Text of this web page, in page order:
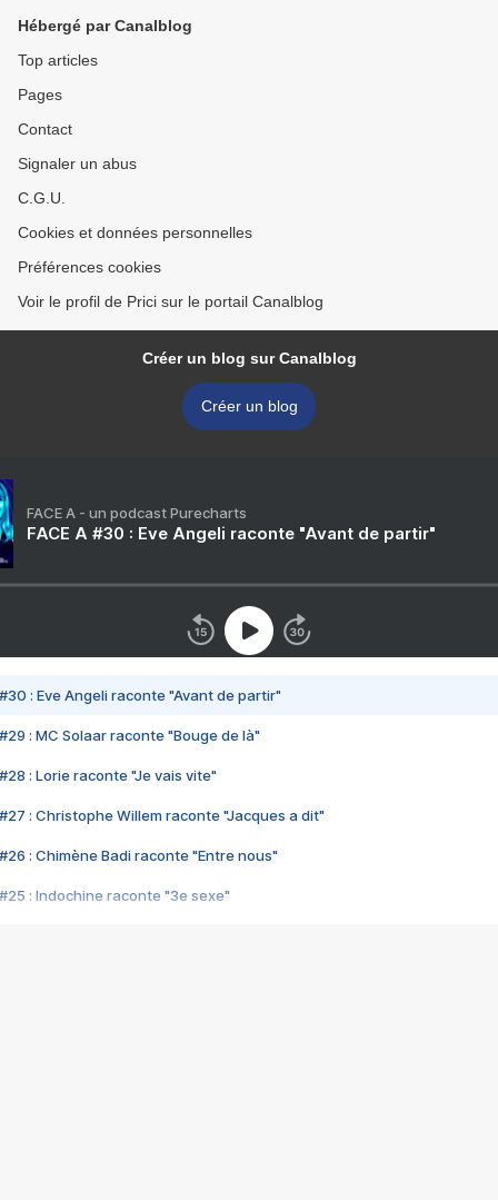
Hébergé par Canalblog
Top articles
Pages
Contact
Signaler un abus
C.G.U.
Cookies et données personnelles
Préférences cookies
Voir le profil de Prici sur le portail Canalblog
Créer un blog sur Canalblog
Créer un blog
FACE A - un podcast Purecharts
FACE A #30 : Eve Angeli raconte "Avant de partir"
#30 : Eve Angeli raconte "Avant de partir"
#29 : MC Solaar raconte "Bouge de là"
#28 : Lorie raconte "Je vais vite"
#27 : Christophe Willem raconte "Jacques a dit"
#26 : Chimène Badi raconte "Entre nous"
#25 : Indochine raconte "3e sexe"